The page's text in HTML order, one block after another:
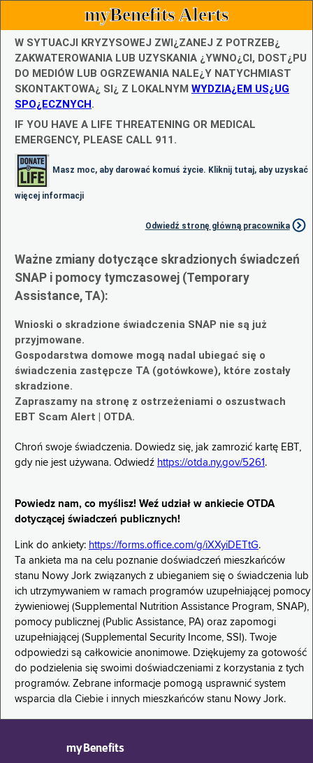
myBenefits Alerts
W SYTUACJI KRYZYSOWEJ ZWI¿ZANEJ Z POTRZEB¿
ZAKWATEROWANIA LUB UZYSKANIA ¿YWNO¿CI, DOST¿PU
DO MEDIÓW LUB OGRZEWANIA NALE¿Y NATYCHMIAST
SKONTAKTOWA¿ SI¿ Z LOKALNYM WYDZIA¿EM US¿UG
SPO¿ECZNYCH.
IF YOU HAVE A LIFE THREATENING OR MEDICAL
EMERGENCY, PLEASE CALL 911.
Masz moc, aby darować komuś życie. Kliknij tutaj, aby uzyskać
więcej informacji
Odwiedź stronę główną pracownika
Ważne zmiany dotyczące skradzionych świadczeń
SNAP i pomocy tymczasowej (Temporary
Assistance, TA):
Wnioski o skradzione świadczenia SNAP nie są już
przyjmowane.
Gospodarstwa domowe mogą nadal ubiegać się o
świadczenia zastępcze TA (gotówkowe), które zostały
skradzione.
Zapraszamy na stronę z ostrzeżeniami o oszustwach
EBT Scam Alert | OTDA.
Chroń swoje świadczenia. Dowiedz się, jak zamrozić kartę EBT,
gdy nie jest używana. Odwiedź https://otda.ny.gov/5261 .
Powiedz nam, co myślisz! Weź udział w ankiecie OTDA
dotyczącej świadczeń publicznych!
Link do ankiety: https://forms.office.com/g/iXXyiDETtG.
Ta ankieta ma na celu poznanie doświadczeń mieszkańców
stanu Nowy Jork związanych z ubieganiem się o świadczenia lub
ich utrzymywaniem w ramach programów uzupełniającej pomocy
żywieniowej (Supplemental Nutrition Assistance Program, SNAP),
pomocy publicznej (Public Assistance, PA) oraz zapomogi
uzupełniającej (Supplemental Security Income, SSI). Twoje
odpowiedzi są całkowicie anonimowe. Dziękujemy za gotowość
do podzielenia się swoimi doświadczeniami z korzystania z tych
programów. Zebrane informacje pomogą usprawnić system
wsparcia dla Ciebie i innych mieszkańców stanu Nowy Jork.
myBenefits